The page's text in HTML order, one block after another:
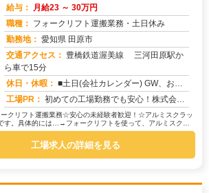
給与： 月給23 ～ 30万円
職種： フォークリフト運搬業務・土日休み
勤務地： 愛知県 田原市
交通アクセス： 豊橋鉄道渥美線 三河田原駅か
ら車で15分
休日・休暇： ■土日(会社カレンダー) GW、お盆、年末年始に長期連休があります/年間休日121日
工場PR： 初めての工場勤務でも安心！株式会社京栄センターで、新しい一歩を踏み出してみませんか？☆赴任費用は100％サポート！...
クリフト運搬業務☆安心の未経験者歓迎！☆アルミスクラッ
す。具体的には…→フォークリフトを使って、アルミスクラ
出湯、...
工場求人の詳細を見る